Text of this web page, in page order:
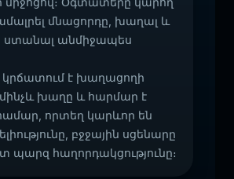
մնացորդը, խաղալ և
ստանալ անմիջապես
է խաղացողի
խաղը և հարմար է
որտեղ կարևոր են
բջջային սցենարը
պարզ հաղորդակցությունը։